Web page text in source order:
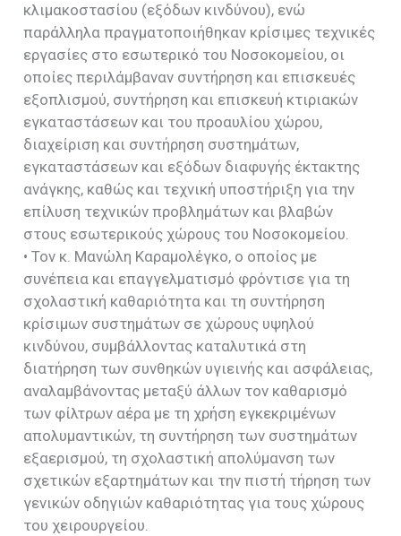
κλιμακοστασίου (εξόδων κινδύνου), ενώ
παράλληλα πραγματοποιήθηκαν κρίσιμες τεχνικές
εργασίες στο εσωτερικό του Νοσοκομείου, οι
οποίες περιλάμβαναν συντήρηση και επισκευές
εξοπλισμού, συντήρηση και επισκευή κτιριακών
εγκαταστάσεων και του προαυλίου χώρου,
διαχείριση και συντήρηση συστημάτων,
εγκαταστάσεων και εξόδων διαφυγής έκτακτης
ανάγκης, καθώς και τεχνική υποστήριξη για την
επίλυση τεχνικών προβλημάτων και βλαβών
στους εσωτερικούς χώρους του Νοσοκομείου.
• Τον κ. Μανώλη Καραμολέγκο, ο οποίος με
συνέπεια και επαγγελματισμό φρόντισε για τη
σχολαστική καθαριότητα και τη συντήρηση
κρίσιμων συστημάτων σε χώρους υψηλού
κινδύνου, συμβάλλοντας καταλυτικά στη
διατήρηση των συνθηκών υγιεινής και ασφάλειας,
αναλαμβάνοντας μεταξύ άλλων τον καθαρισμό
των φίλτρων αέρα με τη χρήση εγκεκριμένων
απολυμαντικών, τη συντήρηση των συστημάτων
εξαερισμού, τη σχολαστική απολύμανση των
σχετικών εξαρτημάτων και την πιστή τήρηση των
γενικών οδηγιών καθαριότητας για τους χώρους
του χειρουργείου.